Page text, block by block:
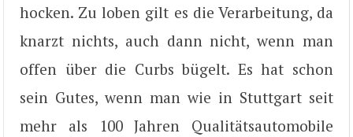
hocken. Zu loben gilt es die Verarbeitung, da
knarzt nichts, auch dann nicht, wenn man
offen über die Curbs bügelt. Es hat schon
sein Gutes, wenn man wie in Stuttgart seit
mehr als 100 Jahren Qualitätsautomobile